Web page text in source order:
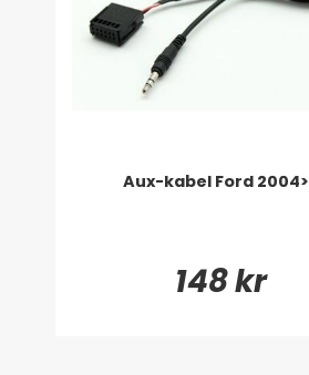
Aux-kabel Ford 2004>
148 kr